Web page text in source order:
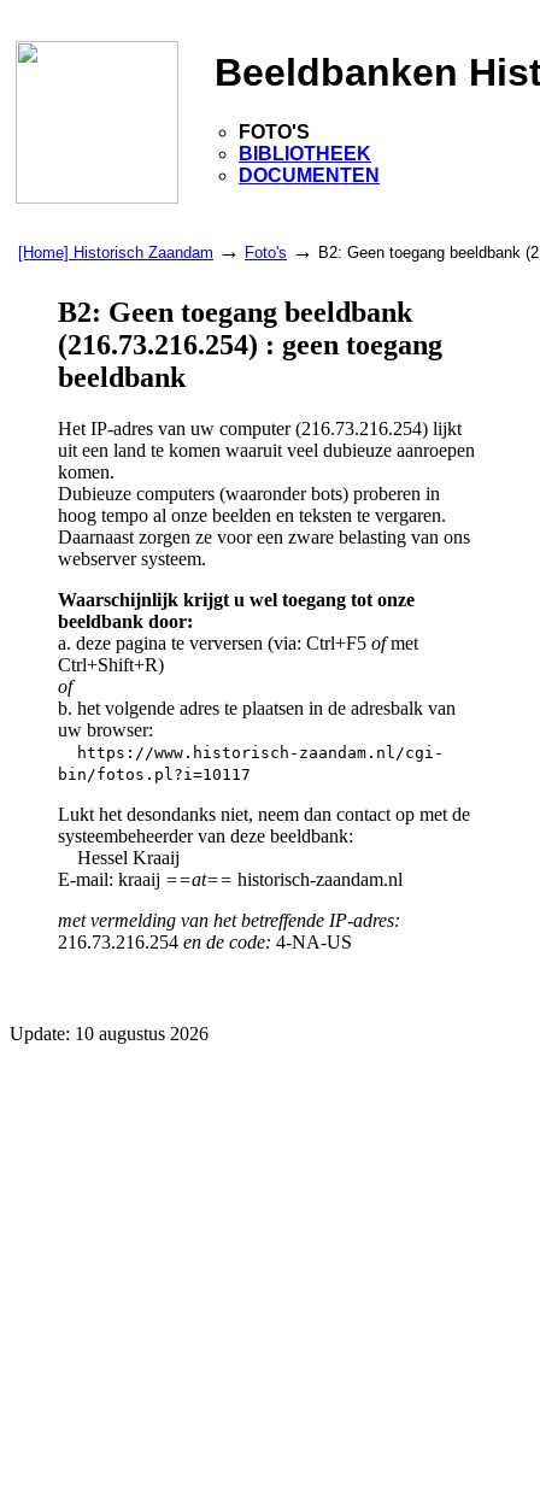
Beeldbanken
FOTO'S
BIBLIOTHEEK
DOCUMENTEN
[Home] Historisch Zaandam → Foto's → B2: Geen toegang beeldbank
B2: Geen toegang beeldbank
(216.73.216.254) : geen toegang
beeldbank
Het IP-adres van uw computer (216.73.216.254) lijkt
uit een land te komen waaruit veel dubieuze aanroepen
komen.
Dubieuze computers (waaronder bots) proberen in
hoog tempo al onze beelden en teksten te vergaren.
Daarnaast zorgen ze voor een zware belasting van ons
webserver systeem.
Waarschijnlijk krijgt u wel toegang tot onze
beeldbank door:
a. deze pagina te verversen (via: Ctrl+F5 ofmet
Ctrl+Shift+R)
of
b. het volgende adres te plaatsen in de adresbalk van
uw browser:
https://www.historisch-zaandam.nl/cgi-
bin/fotos.pl?i=10117
Lukt het desondanks niet, neem dan contact op met de
systeembeheerder van deze beeldbank:
Hessel Kraaij
E-mail: kraaij ==at== historisch-zaandam.nl
met vermelding van het betreffende IP-adres:
216.73.216.254 en de code: 4-NA-US
Update: 10 augustus 2026